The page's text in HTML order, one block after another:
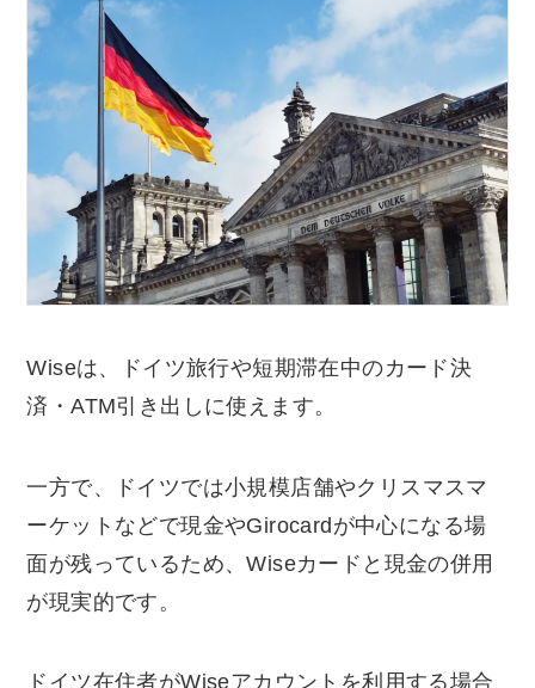
Wiseは、ドイツ旅行や短期滞在中のカード決
済・ATM引き出しに使えます。
一方で、ドイツでは小規模店舗やクリスマスマ
ーケットなどで現金やGirocardが中心になる場
面が残っているため、Wiseカードと現金の併用
が現実的です。
ドイツ在住者がWiseアカウントを利用する場合